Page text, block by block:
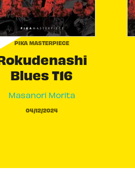
PIKA MASTERPIECE
Blues T16
Masanori Morita
04/12/2024